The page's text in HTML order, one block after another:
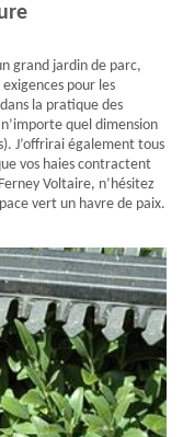
grand jardin de parc,
pour les
la pratique des
quel dimension
J’offrirai également tous
vos haies contractent
Voltaire, n’hésitez
vert un havre de paix.